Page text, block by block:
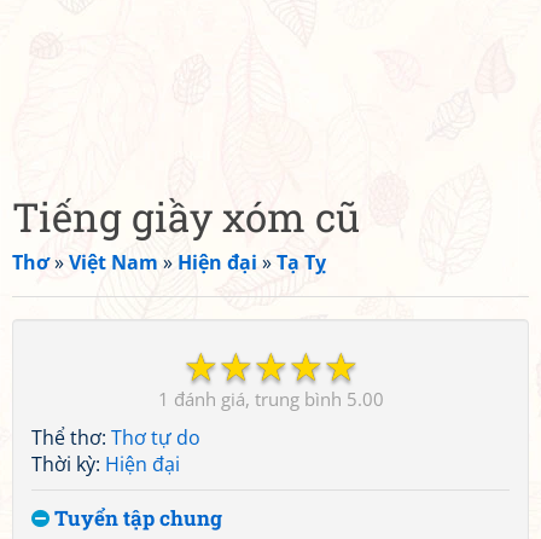
Tiếng giầy xóm cũ
Thơ»Việt Nam » Hiện đại »Tạ Tỵ
☆
☆
☆
☆
☆
1 5.00
Thể thơ: Thơ tự do
Thời kỳ: Hiện đại
Tuyển tập chung